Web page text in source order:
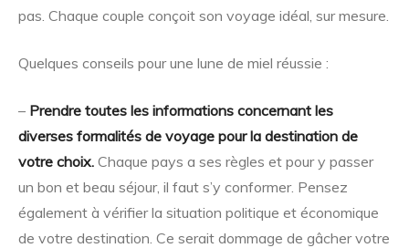
pas. Chaque couple conçoit son voyage idéal, sur mesure.
Quelques conseils pour une lune de miel réussie :
– Prendre toutes les informations concernant les
diverses formalités de voyage pour la destination de
votre choix. Chaque pays a ses règles et pour y passer
un bon et beau séjour, il faut s’y conformer. Pensez
également à vérifier la situation politique et économique
de votre destination. Ce serait dommage de gâcher votre